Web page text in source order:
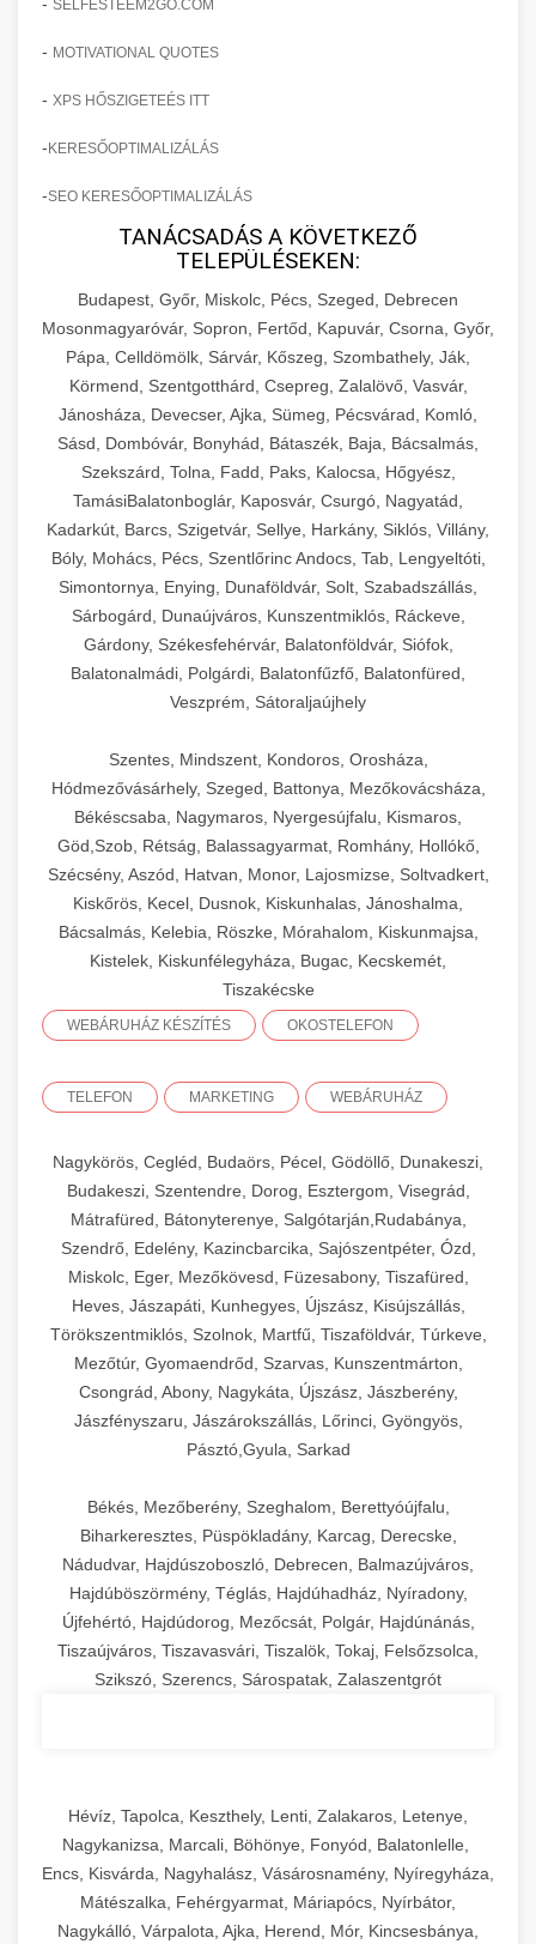
SELFESTEEM2GO.COM
- MOTIVATIONAL QUOTES
- XPS HŐSZIGETEÉS ITT
- KERESŐOPTIMALIZÁLÁS
-SEO KERESŐOPTIMALIZÁLÁS
TANÁCSADÁS A KÖVETKEZŐ
TELEPÜLÉSEKEN:
Budapest, Győr, Miskolc, Pécs, Szeged, Debrecen
Mosonmagyaróvár, Sopron, Fertőd, Kapuvár, Csorna, Győr,
Pápa, Celldömölk, Sárvár, Kőszeg, Szombathely, Ják,
Körmend, Szentgotthárd, Csepreg, Zalalövő, Vasvár,
Jánosháza, Devecser, Ajka, Sümeg, Pécsvárad, Komló,
Sásd, Dombóvár, Bonyhád, Bátaszék, Baja, Bácsalmás,
Szekszárd, Tolna, Fadd, Paks, Kalocsa, Hőgyész,
TamásiBalatonboglár, Kaposvár, Csurgó, Nagyatád,
Kadarkút, Barcs, Szigetvár, Sellye, Harkány, Siklós, Villány,
Bóly, Mohács, Pécs, Szentlőrinc Andocs, Tab, Lengyeltóti,
Simontornya, Enying, Dunaföldvár, Solt, Szabadszállás,
Sárbogárd, Dunaújváros, Kunszentmiklós, Ráckeve,
Gárdony, Székesfehérvár, Balatonföldvár, Siófok,
Balatonalmádi, Polgárdi, Balatonfűzfő, Balatonfüred,
Veszprém, Sátoraljaújhely
Szentes, Mindszent, Kondoros, Orosháza,
Hódmezővásárhely, Szeged, Battonya, Mezőkovácsháza,
Békéscsaba, Nagymaros, Nyergesújfalu, Kismaros,
Göd,Szob, Rétság, Balassagyarmat, Romhány, Hollókő,
Szécsény, Aszód, Hatvan, Monor, Lajosmizse, Soltvadkert,
Kiskőrös, Kecel, Dusnok, Kiskunhalas, Jánoshalma,
Bácsalmás, Kelebia, Röszke, Mórahalom, Kiskunmajsa,
Kistelek, Kiskunfélegyháza, Bugac, Kecskemét,
Tiszakécske
WEBÁRUHÁZ KÉSZÍTÉS OKOSTELEFON
TELEFON MARKETING WEBÁRUHÁZ
Nagykörös, Cegléd, Budaörs, Pécel, Gödöllő, Dunakeszi,
Budakeszi, Szentendre, Dorog, Esztergom, Visegrád,
Mátrafüred, Bátonyterenye, Salgótarján,Rudabánya,
Szendrő, Edelény, Kazincbarcika, Sajószentpéter, Ózd,
Miskolc, Eger, Mezőkövesd, Füzesabony, Tiszafüred,
Heves, Jászapáti, Kunhegyes, Újszász, Kisújszállás,
Törökszentmiklós, Szolnok, Martfű, Tiszaföldvár, Túrkeve,
Mezőtúr, Gyomaendrőd, Szarvas, Kunszentmárton,
Csongrád, Abony, Nagykáta, Újszász, Jászberény,
Jászfényszaru, Jászárokszállás, Lőrinci, Gyöngyös,
Pásztó,Gyula, Sarkad
Békés, Mezőberény, Szeghalom, Berettyóújfalu,
Biharkeresztes, Püspökladány, Karcag, Derecske,
Nádudvar, Hajdúszoboszló, Debrecen, Balmazújváros,
Hajdúböszörmény, Téglás, Hajdúhadház, Nyíradony,
Újfehértó, Hajdúdorog, Mezőcsát, Polgár, Hajdúnánás,
Tiszaújváros, Tiszavasvári, Tiszalök, Tokaj, Felsőzsolca,
Szikszó, Szerencs, Sárospatak, Zalaszentgrót
Hévíz, Tapolca, Keszthely, Lenti, Zalakaros, Letenye,
Nagykanizsa, Marcali, Böhönye, Fonyód, Balatonlelle,
Encs, Kisvárda, Nagyhalász, Vásárosnamény, Nyíregyháza,
Mátészalka, Fehérgyarmat, Máriapócs, Nyírbátor,
Nagykálló, Várpalota, Ajka, Herend, Mór, Kincsesbánya,